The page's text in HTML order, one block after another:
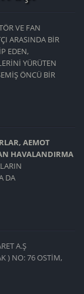
VE FAN
ARASINDA BİR
EDEN,
YÜRÜTEN
ÖNCÜ BİR
AEMOT
HAVALANDIRMA
DA
A.Ş
) NO: 76 OSTİM,